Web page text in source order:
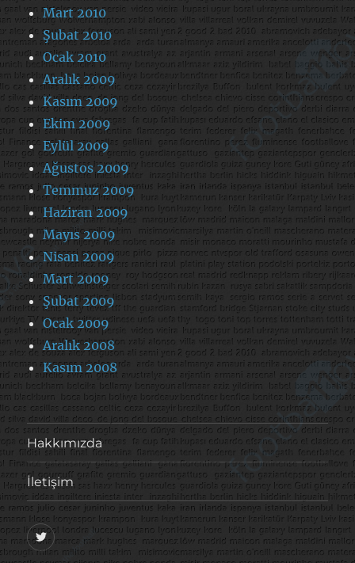
Mart 2010
Şubat 2010
Ocak 2010
Aralık 2009
Kasım 2009
Ekim 2009
Eylül 2009
Ağustos 2009
Temmuz 2009
Haziran 2009
Mayıs 2009
Nisan 2009
Mart 2009
Şubat 2009
Ocak 2009
Aralık 2008
Kasım 2008
Hakkımızda
İletişim
@footballove